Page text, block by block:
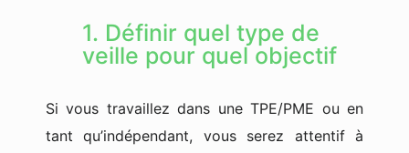
1. Définir quel type de
veille pour quel objectif
Si vous travaillez dans une TPE/PME ou en
tant qu’indépendant, vous serez attentif à